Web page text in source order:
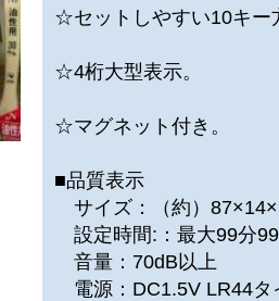
☆セットしやすい10キー
☆4桁大型表示。
☆マグネット付き。
■品質表示
サイズ：（約）
設定時間:：最大99分
音量：70dB以上
電源：DC1.5V LR44タ